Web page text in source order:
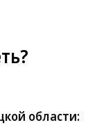
области: